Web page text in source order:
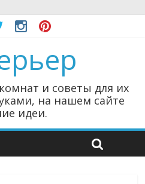
и советы для их
на нашем сайте
идеи.